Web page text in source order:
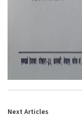
Next Articles